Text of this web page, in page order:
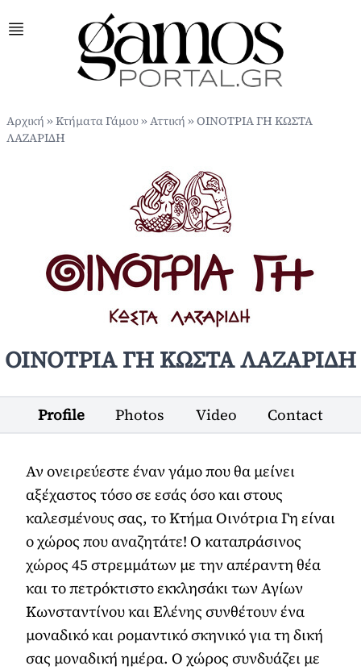
Αρχική »Κτήματα Γάμου»Αττική »ΟΙΝΟΤΡΙΑ ΓΗ ΚΩΣΤΑ
ΛΑΖΑΡΙΔΗ
ΟΙΝΟΤΡΙΑ ΓΗ ΚΩΣΤΑ ΛΑΖΑΡΙΔΗ
Profile Photos Video Contact
Αν ονειρεύεστε έναν γάμο που θα μείνει
αξέχαστος τόσο σε εσάς όσο και στους
καλεσμένους σας, το Κτήμα Οινότρια Γη είναι
ο χώρος που αναζητάτε! Ο καταπράσινος
χώρος 45 στρεμμάτων με την απέραντη θέα
και το πετρόκτιστο εκκλησάκι των Αγίων
Κωνσταντίνου και Ελένης συνθέτουν ένα
μοναδικό και ρομαντικό σκηνικό για τη δική
σας μοναδική ημέρα. Ο χώρος συνδυάζει με